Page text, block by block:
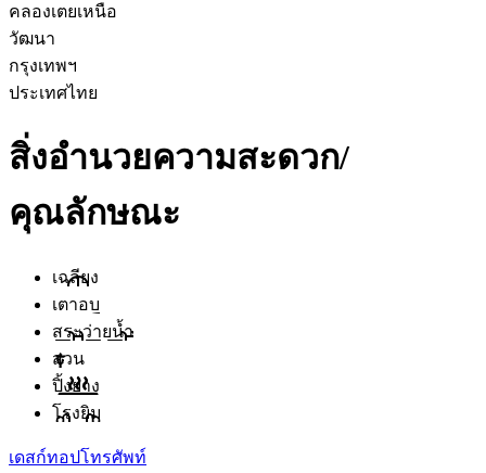
คลองเตยเหนือ
วัฒนา
กรุงเทพฯ
ประเทศไทย
สิ่งอำนวยความสะดวก/
คุณลักษณะ
เฉลียง
เตาอบ
สระว่ายน้ำ
สวน
ปิ้งย่าง
โรงยิม
เดสก์ทอปโทรศัพท์